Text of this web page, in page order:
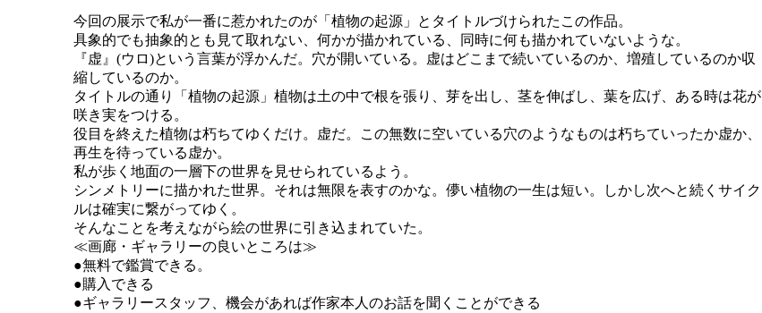
今回の展示で私が一番に惹かれたのが「植物の起源」とタイトルづけられたこの作品。
具象的でも抽象的とも見て取れない、何かが描かれている、同時に何も描かれていないような。
『虚』(ウロ)という言葉が浮かんだ。穴が開いている。虚はどこまで続いているのか、増殖しているのか収
縮しているのか。
タイトルの通り「植物の起源」植物は土の中で根を張り、芽を出し、茎を伸ばし、葉を広げ、ある時は花が
咲き実をつける。
役目を終えた植物は朽ちてゆくだけ。虚だ。この無数に空いている穴のようなものは朽ちていったか虚か、
再生を待っている虚か。
私が歩く地面の一層下の世界を見せられているよう。
シンメトリーに描かれた世界。それは無限を表すのかな。儚い植物の一生は短い。しかし次へと続くサイク
ルは確実に繋がってゆく。
そんなことを考えながら絵の世界に引き込まれていた。
≪画廊・ギャラリーの良いところは≫
●無料で鑑賞できる。
●購入できる
●ギャラリースタッフ、機会があれば作家本人のお話を聞くことができる